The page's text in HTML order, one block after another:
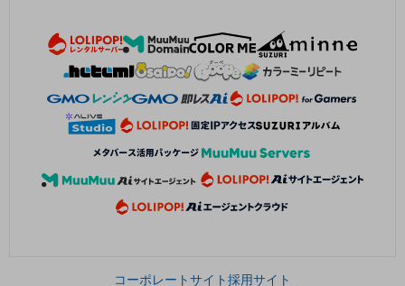
コーポレートサイト採用サイト